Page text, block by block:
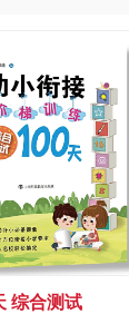
综合测试